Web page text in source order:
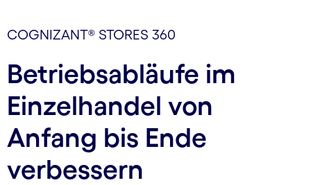
COGNIZANT® STORES 360
Betriebsabläufe im
Einzelhandel von
Anfang bis Ende
verbessern